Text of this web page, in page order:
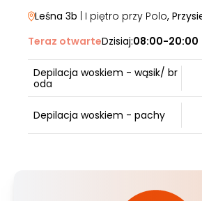
Leśna 3b | I piętro przy Polo,
Teraz otwarteDzisiaj:08:00-20:00
Depilacja woskiem - wąsik/ br
oda
Depilacja woskiem - pachy